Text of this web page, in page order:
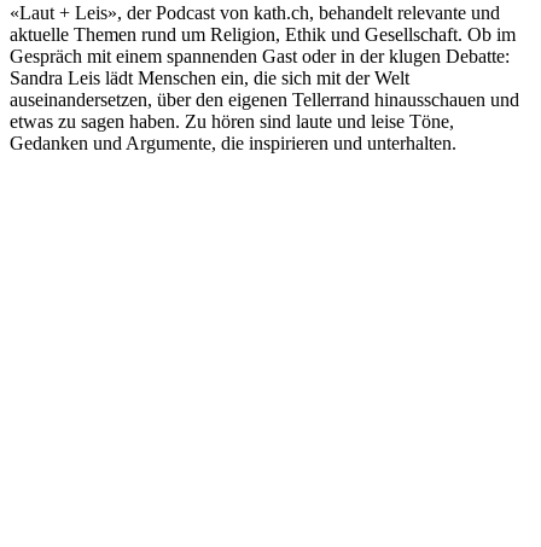
«Laut + Leis», der Podcast von kath.ch, behandelt relevante und
aktuelle Themen rund um Religion, Ethik und Gesellschaft. Ob im
Gespräch mit einem spannenden Gast oder in der klugen Debatte:
Sandra Leis lädt Menschen ein, die sich mit der Welt
auseinandersetzen, über den eigenen Tellerrand hinausschauen und
etwas zu sagen haben. Zu hören sind laute und leise Töne,
Gedanken und Argumente, die inspirieren und unterhalten.